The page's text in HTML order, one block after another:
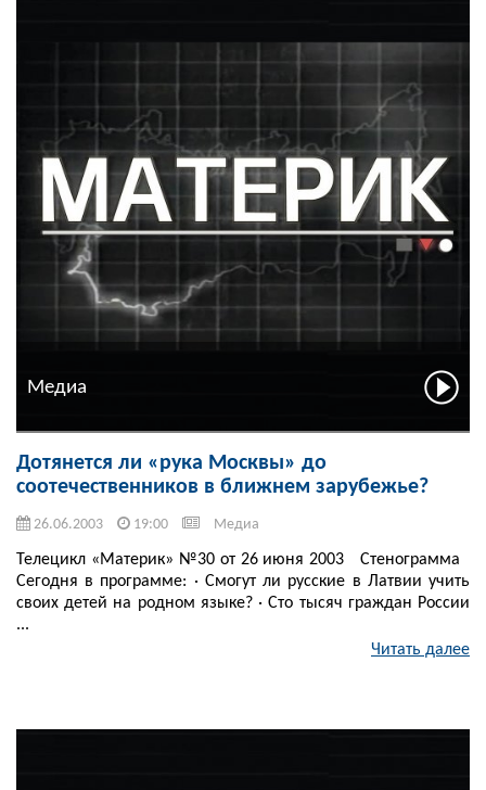
Медиа
Дотянется ли «рука Москвы» до
соотечественников в ближнем зарубежье?
26.06.2003 19:00 Медиа
Телецикл «Материк» №30 от 26 июня 2003 Стенограмма
Сегодня в программе: · Смогут ли русские в Латвии учить
своих детей на родном языке? · Сто тысяч граждан России
...
Читать далее